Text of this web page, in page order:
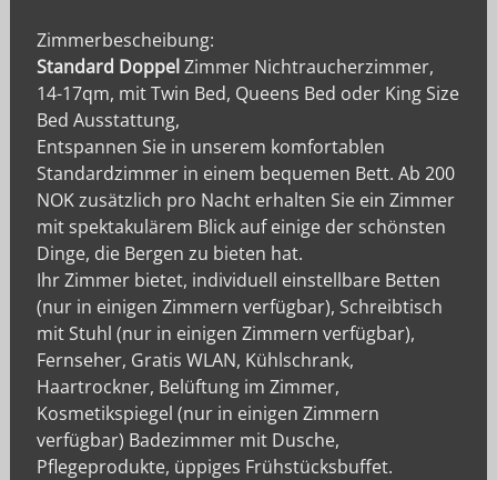
Zimmerbescheibung:
Standard Doppel Zimmer Nichtraucherzimmer,
14-17qm, mit Twin Bed, Queens Bed oder King Size
Bed Ausstattung,
Entspannen Sie in unserem komfortablen
Standardzimmer in einem bequemen Bett. Ab 200
NOK zusätzlich pro Nacht erhalten Sie ein Zimmer
mit spektakulärem Blick auf einige der schönsten
Dinge, die Bergen zu bieten hat.
Ihr Zimmer bietet, individuell einstellbare Betten
(nur in einigen Zimmern verfügbar), Schreibtisch
mit Stuhl (nur in einigen Zimmern verfügbar),
Fernseher, Gratis WLAN, Kühlschrank,
Haartrockner, Belüftung im Zimmer,
Kosmetikspiegel (nur in einigen Zimmern
verfügbar) Badezimmer mit Dusche,
Pflegeprodukte, üppiges Frühstücksbuffet.